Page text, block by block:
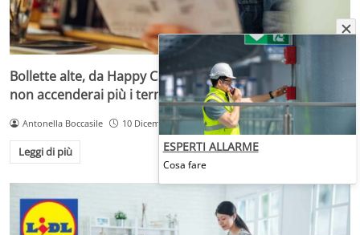
Bollette alte, da Happy Casa la soluzione a pochi euro:
non accenderai più i termosifoni
Antonella Boccasile 10 Dicembre 2025
Leggi di più ESPERTI ALLARME
Cosa fare